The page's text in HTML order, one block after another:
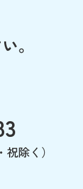
。
除く）